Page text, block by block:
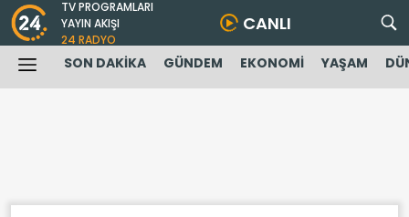
TV PROGRAMLARI
YAYIN AKIŞI
24 RADYO
CANLI
SON DAKİKA GÜNDEM EKONOMİ YAŞAM